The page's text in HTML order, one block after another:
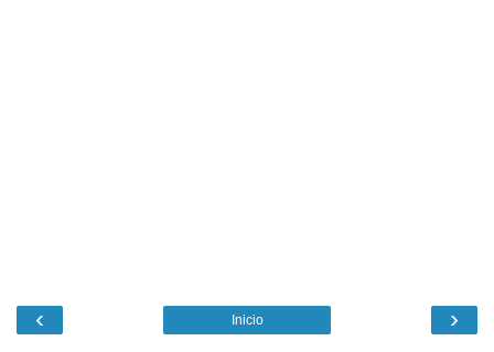
‹ ›
Inicio